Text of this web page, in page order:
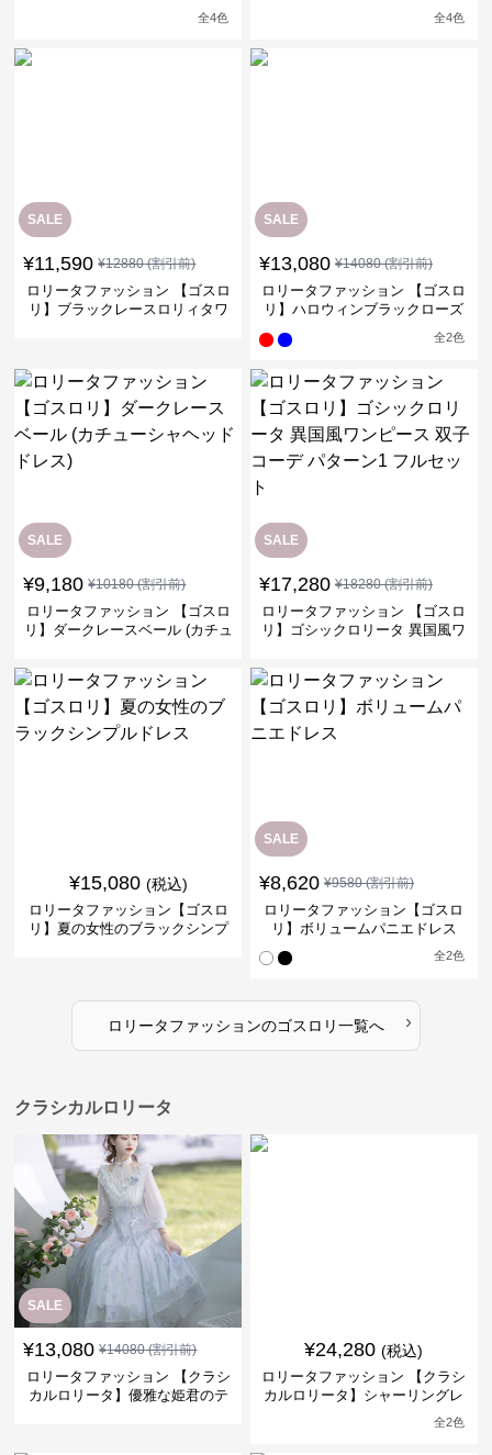
全4色 全4色
SALE
¥11,590 ¥12880(割引前)
ロリータファッション 【ゴスロ
リ】ブラックレースロリィタワ
SALE
¥13,080 ¥14080(割引前)
ロリータファッション 【ゴスロ
リ】ハロウィンブラックローズ
全2色
SALE
¥9,180 ¥10180(割引前)
ロリータファッション 【ゴスロ
リ】ダークレースベール (カチュ
SALE
¥17,280 ¥18280(割引前)
ロリータファッション 【ゴスロ
リ】ゴシックロリータ 異国風ワ
¥15,080 (税込)
ロリータファッション【ゴスロ
リ】夏の女性のブラックシンプ
SALE
¥8,620 ¥9580(割引前)
ロリータファッション【ゴスロ
リ】ボリュームパニエドレス
全2色
ロリータファッションのゴスロリ一覧へ ›
クラシカルロリータ
SALE
¥13,080 ¥14080(割引前)
ロリータファッション 【クラシ
カルロリータ】優雅な姫君のテ
¥24,280 (税込)
ロリータファッション 【クラシ
カルロリータ】シャーリングレ
ースフリルシフォンスカートド
全2色